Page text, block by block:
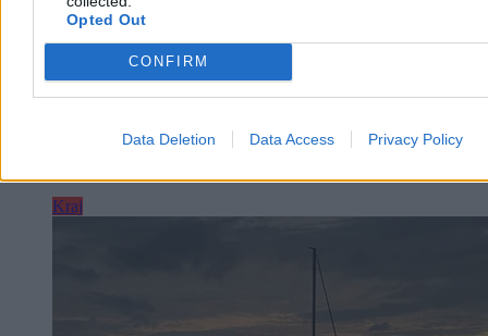
Opted Out
CONFIRM
Data Deletion Data Access Privacy Policy
Kraj